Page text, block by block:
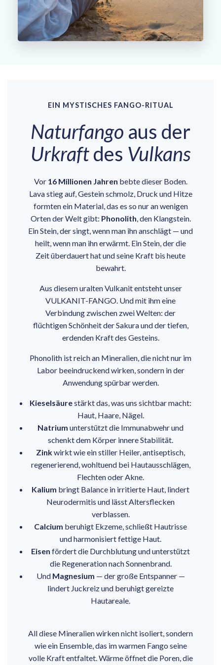
EIN MYSTISCHES FANGO-RITUAL
Naturfango aus der
Urkraftdes Vulkans
Vor 16 Millionen Jahren bebte dieser Boden.
Lava stieg auf, Gestein schmolz, Druck und Hitze
formten ein Material, das es so nur an wenigen
Orten der Welt gibt: Phonolith, den Klangstein.
Ein Stein, der singt, wenn man ihn anschlägt — und
heilt, wenn man ihn erwärmt. Ein Stein, der die
Zeit überdauert hat und seine Kraft bis heute
bewahrt.
Aus diesem uralten Vulkanit entsteht unser
VULKANIT-FANGO. Und mit ihm eine
Verbindung zwischen zwei Welten: der
flüchtigen Schönheit der Sakura und der tiefen,
erdenden Kraft des Gesteins.
Phonolith ist reich an Mineralien, die nicht nur im
Labor beeindruckend wirken, sondern in der
Anwendung spürbar werden.
Kieselsäurestärkt das, was uns sichtbar macht:
Haut, Haare, Nägel.
Natrium unterstützt die Immunabwehr und
schenkt dem Körper innere Stabilität.
Zinkwirkt wie ein stiller Heiler, antiseptisch,
regenerierend, wohltuend bei Hautausschlägen,
Flechten oder Akne.
Kalium bringt Balance in irritierte Haut, lindert
Neurodermitis und lässt Altersflecken
verblassen.
Calcium beruhigt Ekzeme, schließt Hautrisse
und harmonisiert fettige Haut.
Eisen fördert die Durchblutung und unterstützt
die Regeneration nach Sonnenbrand.
Und Magnesium — der große Entspanner —
lindert Juckreiz und beruhigt gereizte
Hautareale.
All diese Mineralien wirken nicht isoliert, sondern
wie ein Ensemble, das im warmen Fango seine
volle Kraft entfaltet. Wärme öffnet die Poren, die